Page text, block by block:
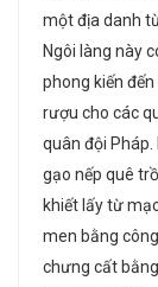
một địa danh
Ngôi làng này
phong kiến
rượu cho các
quân đội
gạo nếp quê
khiết lấy từ
men bằng
chưng cất